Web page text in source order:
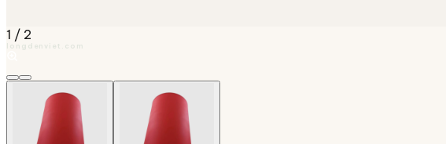
1 / 2
longdenviet.com